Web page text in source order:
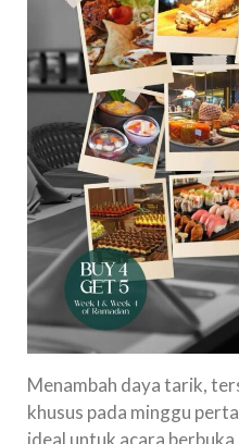
Menambah daya tarik,
khusus pada minggu
ideal untuk acara